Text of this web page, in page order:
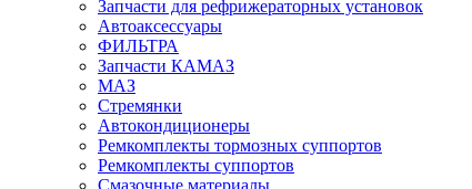
Запчасти для рефрижераторных установок
Автоаксессуары
ФИЛЬТРА
Запчасти КАМАЗ
МАЗ
Стремянки
Автокондиционеры
Ремкомплекты тормозных суппортов
Ремкомплекты суппортов
Смазочные материалы